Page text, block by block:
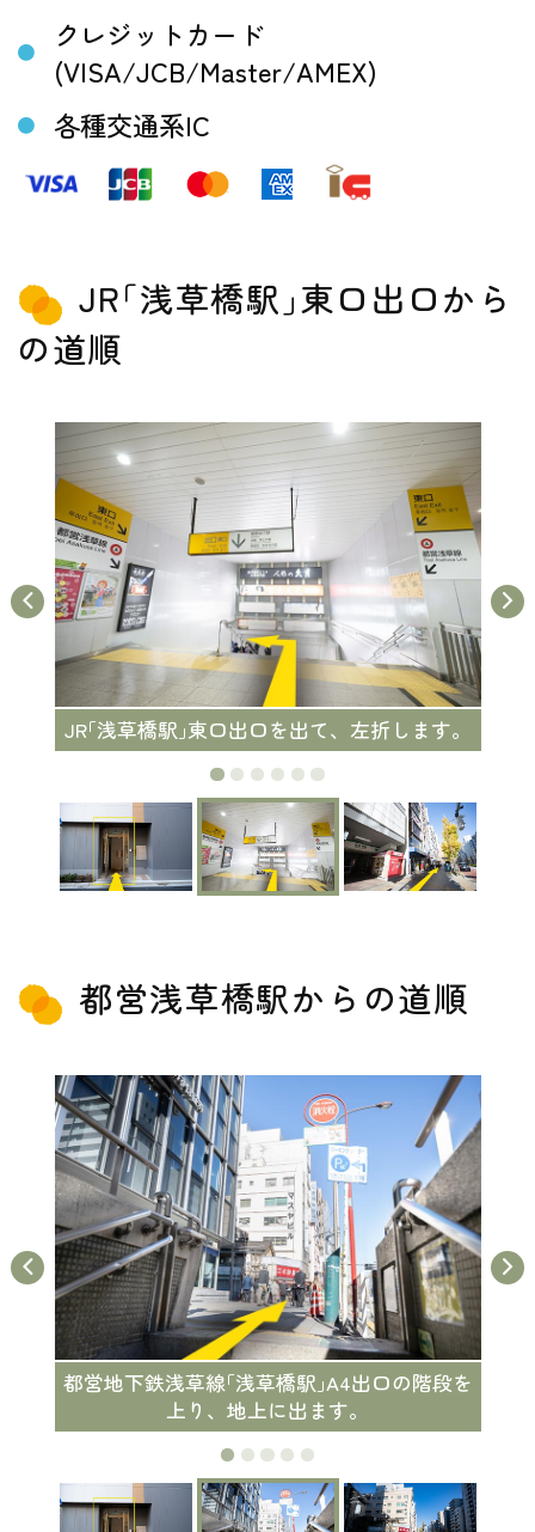
クレジットカード
(VISA/JCB/Master/AMEX)
各種交通系IC
JR｢浅草橋駅｣東口出口から
の道順
JR｢浅草橋駅｣東口出口を出て、左折します。
都営浅草橋駅からの道順
都営地下鉄浅草線｢浅草橋駅｣A4出口の階段を
上り、地上に出ます。